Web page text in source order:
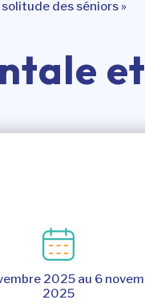
des séniors »
2025 au 6
2025